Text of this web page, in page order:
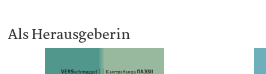
Als Herausgeberin